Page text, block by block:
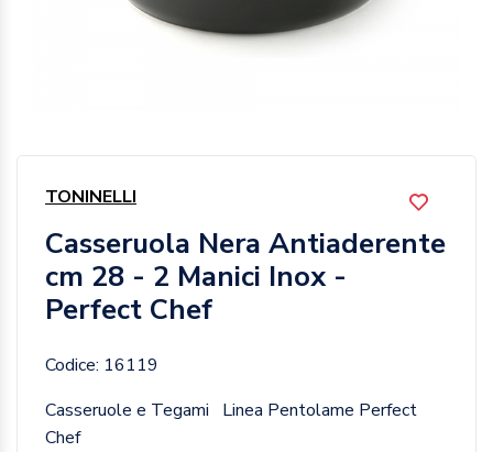
TONINELLI
Casseruola Nera Antiaderente
cm 28 - 2 Manici Inox -
Perfect Chef
Codice: 16119
Casseruole e Tegami
Linea Pentolame Perfect
Chef